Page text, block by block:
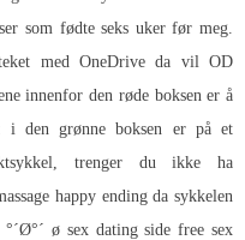
som fødte seks uker før meg.
med OneDrive da vil OD
innenfor den røde boksen er å
i den grønne boksen er på et
trenger du ikke ha
happy ending da sykkelen
ø sex dating side free sex